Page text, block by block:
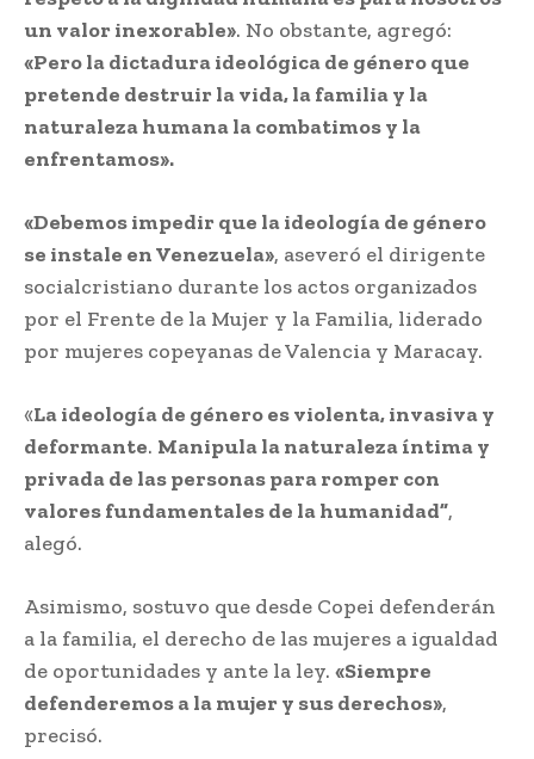
un valor inexorable». No obstante, agregó:
«Pero la dictadura ideológica de género que
pretende destruir la vida, la familia y la
naturaleza humana la combatimos y la
enfrentamos».
«Debemos impedir que la ideología de género
se instale en Venezuela», aseveró el dirigente
socialcristiano durante los actos organizados
por el Frente de la Mujer y la Familia, liderado
por mujeres copeyanas de Valencia y Maracay.
«La ideología de género es violenta, invasiva y
deformante. Manipula la naturaleza íntima y
privada de las personas para romper con
valores fundamentales de la humanidad”,
alegó.
Asimismo, sostuvo que desde Copei defenderán
a la familia, el derecho de las mujeres a igualdad
de oportunidades y ante la ley. «Siempre
defenderemos a la mujer y sus derechos»,
precisó.